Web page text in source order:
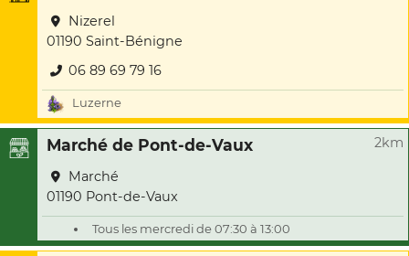
Nizerel
01190 Saint-Bénigne
06 89 69 79 16
Luzerne
Marché de Pont-de-Vaux 2km
Marché
01190 Pont-de-Vaux
Tous les mercredi de 07:30 à 13:00